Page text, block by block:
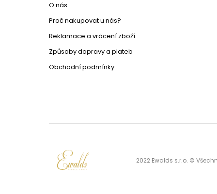
O nás
Proč nakupovat u nás?
Reklamace a vrácení zboží
Způsoby dopravy a plateb
Obchodní podmínky
2022 Ewalds s.r.o. ©